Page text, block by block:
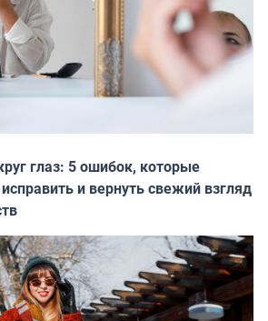
глаз: 5 ошибок, которые
и вернуть свежий взгляд